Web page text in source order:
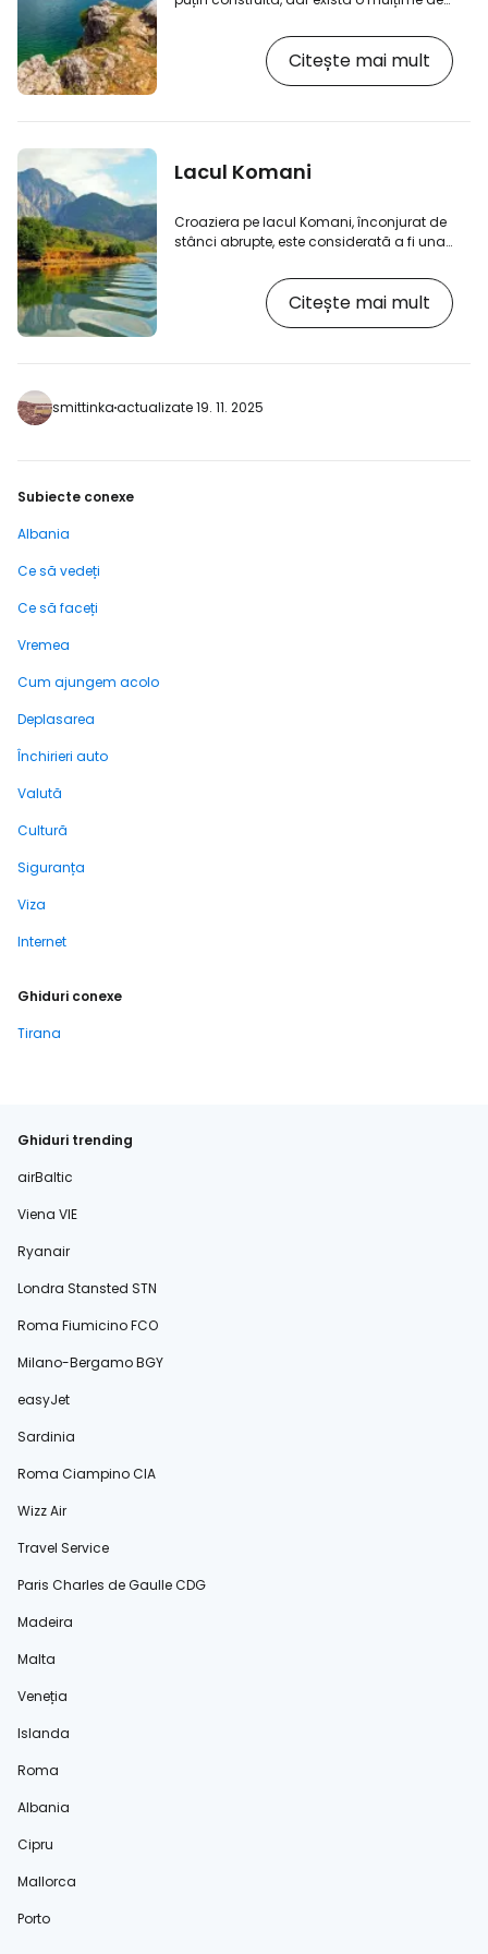
locuri pentru înot sunt în orașul Lin.
Citește mai mult
Lacul Komani
Croaziera pe lacul Komani, înconjurat de
stânci abrupte, este considerată a fi una
nu aveți o mașină, la lac se poate ajunge
cu microbuze din Skadar. În zona
Valbonë puteți, de asemenea, să faceți
Citește mai mult
smittinkaactualizate 19. 11. 2025
Subiecte conexe
Albania
Ce să vedeți
Ce să faceți
Vremea
Cum ajungem acolo
Deplasarea
Închirieri auto
Valută
Cultură
Siguranța
Viza
Internet
Ghiduri conexe
Tirana
Ghiduri trending
airBaltic
Viena VIE
Ryanair
Londra Stansted STN
Roma Fiumicino FCO
Milano-Bergamo BGY
easyJet
Sardinia
Roma Ciampino CIA
Wizz Air
Travel Service
Paris Charles de Gaulle CDG
Madeira
Malta
Veneția
Islanda
Roma
Albania
Cipru
Mallorca
Porto